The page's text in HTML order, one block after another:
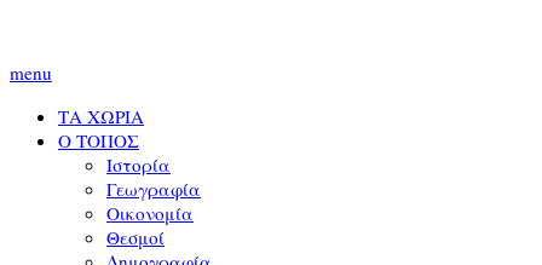
menu
ΤΑ ΧΩΡΙΑ
Ο ΤΟΠΟΣ
Ιστορία
Γεωγραφία
Οικονομία
Θεσμοί